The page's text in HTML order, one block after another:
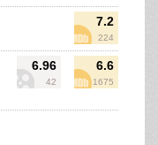
7.2
224
6.96
42
6.6
1675